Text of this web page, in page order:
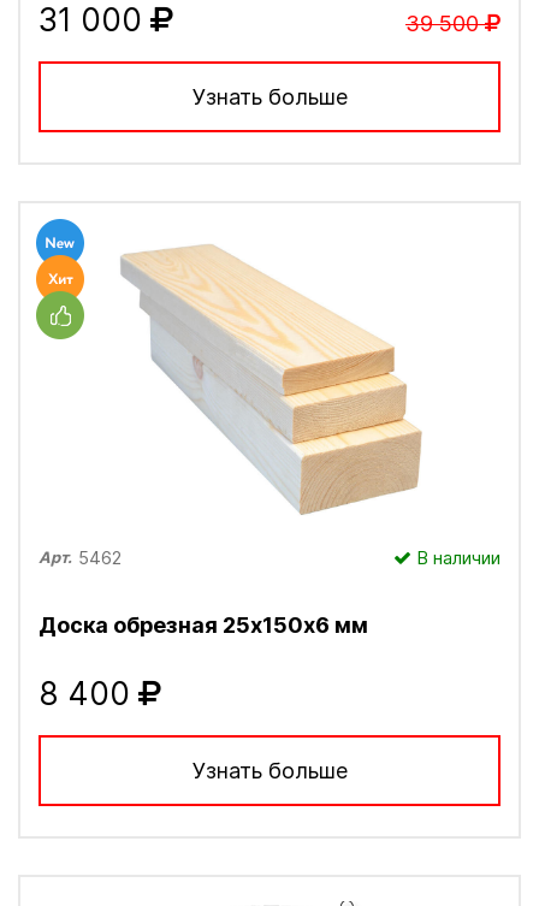
31 000 39 500
Узнать больше
Арт. 5462 В наличии
Доска обрезная 25х150х6 мм
8 400
Узнать больше